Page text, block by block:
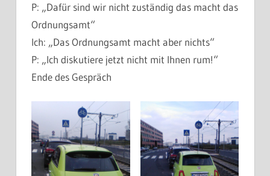
P: „Dafür sind wir nicht zuständig das macht das
Ordnungsamt“
Ich: „Das Ordnungsamt macht aber nichts“
P: „Ich diskutiere jetzt nicht mit Ihnen rum!“
Ende des Gespräch